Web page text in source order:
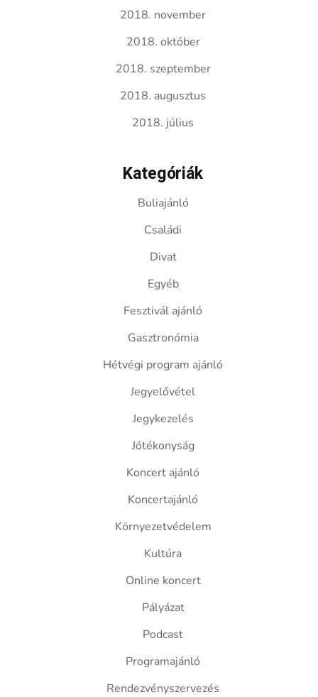
2018. november
2018. október
2018. szeptember
2018. augusztus
2018. július
Kategóriák
Buliajánló
Családi
Divat
Egyéb
Fesztivál ajánló
Gasztronómia
Hétvégi program ajánló
Jegyelővétel
Jegykezelés
Jótékonyság
Koncert ajánló
Koncertajánló
Környezetvédelem
Kultúra
Online koncert
Pályázat
Podcast
Programajánló
Rendezvényszervezés